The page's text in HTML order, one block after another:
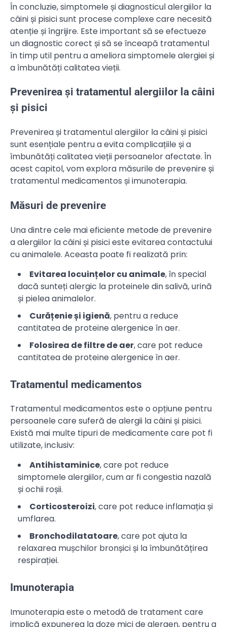
În concluzie, simptomele și diagnosticul alergiilor la
câini și pisici sunt procese complexe care necesită
atenție și îngrijire. Este important să se efectueze
un diagnostic corect și să se înceapă tratamentul
în timp util pentru a ameliora simptomele alergiei și
a îmbunătăți calitatea vieții.
Prevenirea și tratamentul alergiilor la câini
și pisici
Prevenirea și tratamentul alergiilor la câini și pisici
sunt esențiale pentru a evita complicațiile și a
îmbunătăți calitatea vieții persoanelor afectate. În
acest capitol, vom explora măsurile de prevenire și
tratamentul medicamentos și imunoterapia.
Măsuri de prevenire
Una dintre cele mai eficiente metode de prevenire
a alergiilor la câini și pisici este evitarea contactului
cu animalele. Aceasta poate fi realizată prin:
Evitarea locuințelor cu animale, în special
dacă sunteți alergic la proteinele din salivă, urină
și pielea animalelor.
Curățenie și igienă, pentru a reduce
cantitatea de proteine alergenice în aer.
Folosirea de filtre de aer, care pot reduce
cantitatea de proteine alergenice în aer.
Tratamentul medicamentos
Tratamentul medicamentos este o opțiune pentru
persoanele care suferă de alergii la câini și pisici.
Există mai multe tipuri de medicamente care pot fi
utilizate, inclusiv:
Antihistaminice, care pot reduce
simptomele alergiilor, cum ar fi congestia nazală
și ochii roșii.
Corticosteroizi, care pot reduce inflamația și
umflarea.
Bronchodilatatoare, care pot ajuta la
relaxarea mușchilor bronșici și la îmbunătățirea
respirației.
Imunoterapia
Imunoterapia este o metodă de tratament care
implică expunerea la doze mici de alergen, pentru a